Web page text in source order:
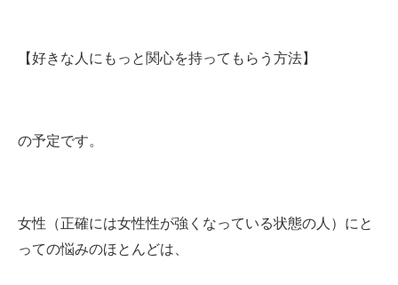
【好きな人にもっと関心を持ってもらう方法】
の予定です。
女性（正確には女性性が強くなっている状態の人）にと
っての悩みのほとんどは、